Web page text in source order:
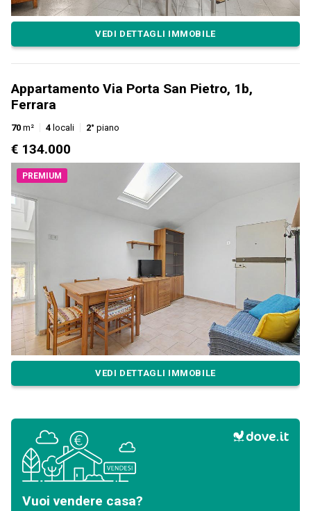
VEDI DETTAGLI IMMOBILE
Appartamento Via Porta San Pietro, 1b,
Ferrara
70 m² 4 locali 2° piano
€ 134.000
PREMIUM
VEDI DETTAGLI IMMOBILE
Vuoi vendere casa?